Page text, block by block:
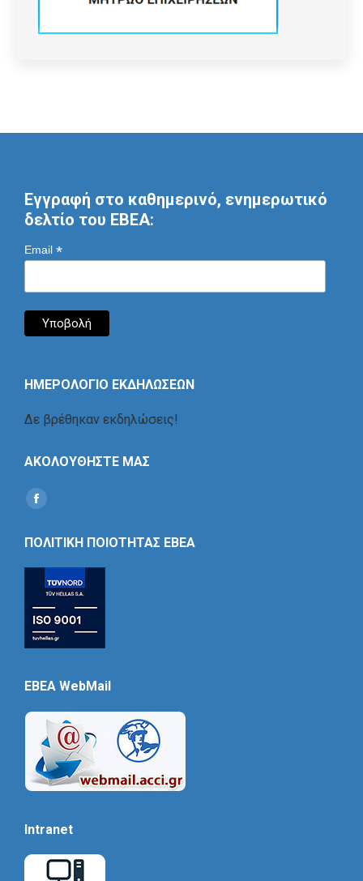
Εγγραφή στο καθημερινό, ενημερωτικό
δελτίο του ΕΒΕΑ:
Email *
ΗΜΕΡΟΛΟΓΙΟ ΕΚΔΗΛΩΣΕΩΝ
Δε βρέθηκαν εκδηλώσεις!
ΑΚΟΛΟΥΘΗΣΤΕ ΜΑΣ
Find us on:
Social
ΠΟΛΙΤΙΚΗ ΠΟΙΟΤΗΤΑΣ ΕΒΕΑ
EBEA WebMail
Intranet